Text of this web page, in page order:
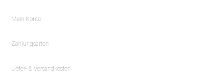
Mein Konto
Zahlungsarten
Liefer- & Versandkosten